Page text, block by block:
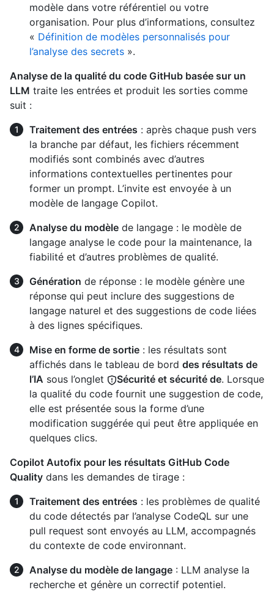
modèle dans votre référentiel ou votre
organisation. Pour plus d’informations, consultez
« Définition de modèles personnalisés pour
l’analyse des secrets ».
Analyse de la qualité du code GitHub basée sur un
LLM traite les entrées et produit les sorties comme
suit :
Traitement des entrées : après chaque push vers
la branche par défaut, les fichiers récemment
modifiés sont combinés avec d’autres
informations contextuelles pertinentes pour
former un prompt. L’invite est envoyée à un
modèle de langage Copilot.
Analyse du modèle de langage : le modèle de
langage analyse le code pour la maintenance, la
fiabilité et d’autres problèmes de qualité.
Génération de réponse : le modèle génère une
réponse qui peut inclure des suggestions de
langage naturel et des suggestions de code liées
à des lignes spécifiques.
Mise en forme de sortie : les résultats sont
affichés dans le tableau de bord des résultats de
l’IA sous l’onglet Sécurité et sécurité de. Lorsque
la qualité du code fournit une suggestion de code,
elle est présentée sous la forme d’une
modification suggérée qui peut être appliquée en
quelques clics.
Copilot Autofix pour les résultats GitHub Code
Quality dans les demandes de tirage :
Traitement des entrées : les problèmes de qualité
du code détectés par l’analyse CodeQL sur une
pull request sont envoyés au LLM, accompagnés
du contexte de code environnant.
Analyse du modèle de langage : LLM analyse la
recherche et génère un correctif potentiel.